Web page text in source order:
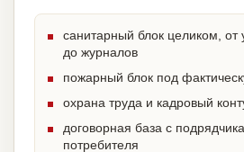
санитарный блок целиком, от
до журналов
пожарный блок под
охрана труда и кадровый
договорная база с
потребителя